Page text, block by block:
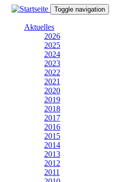
Direkt
Toggle navigation
Aktuelles
2026
2025
2024
2023
2022
2021
2020
2019
2018
2017
2016
2015
2014
2013
2012
2011